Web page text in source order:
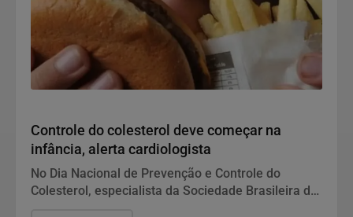
Controle do colesterol deve começar na
infância, alerta cardiologista
No Dia Nacional de Prevenção e Controle do
Colesterol, especialista da Sociedade Brasileira de